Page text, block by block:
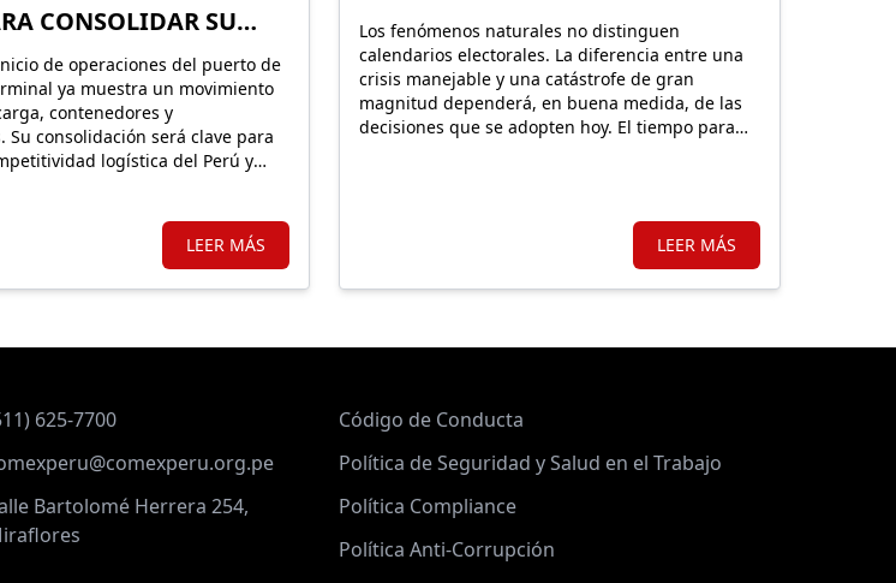
CONSOLIDAR SU
de operaciones del puerto de
ya muestra un movimiento
contenedores y
Su consolidación será clave para
logística del Perú y
LEER MÁS
Los fenómenos naturales no distinguen
calendarios electorales. La diferencia entre una
crisis manejable y una catástrofe de gran
magnitud dependerá, en buena medida, de las
decisiones que se adopten hoy. El tiempo para
LEER MÁS
625-7700
Bartolomé Herrera 254,
Código de Conducta
Política de Seguridad y Salud en el Trabajo
Política Compliance
Política Anti-Corrupción